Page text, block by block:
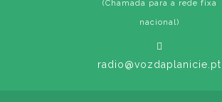
(Chamada para a rede fixa
nacional)
radio@vozdaplanicie.pt